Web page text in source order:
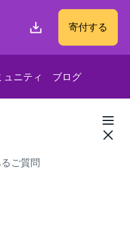
ト 寄付する
ュニティ ブログ
ご質問